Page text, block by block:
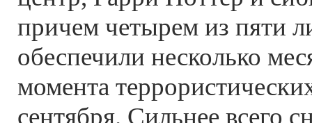
причем четырем из пяти
обеспечили несколько
момента
сентября. Сильнее всего